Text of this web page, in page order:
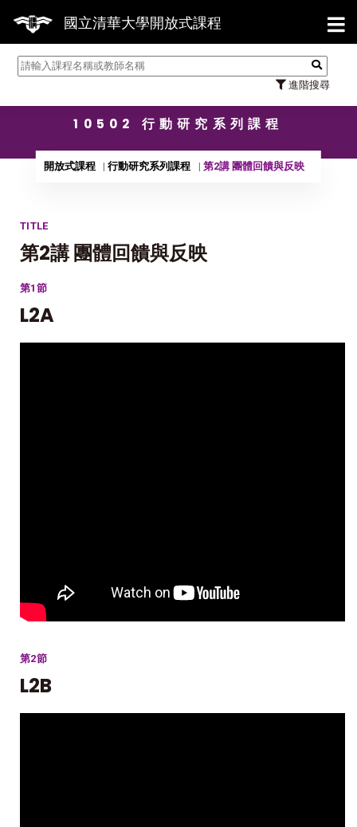
國立清華大學開放式課程
進階搜尋
【7/31】114學年度第2
10502 行動研究系列課程
開放式課程 行動研究系列課程 第2講 團體回饋與反映
TITLE
第2講 團體回饋與反映
第1節
L2A
第2節
L2B